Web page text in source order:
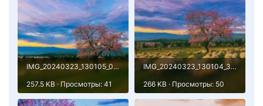
IMG_20240323_130105_034.jpg
257.5 KB · Просмотры: 41
IMG_20240323_130104_348.jpg
266 KB · Просмотры: 50